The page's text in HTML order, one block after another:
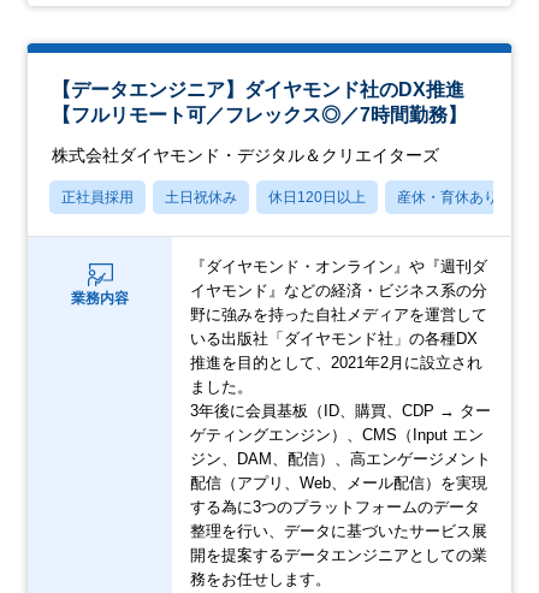
【データエンジニア】ダイヤモンド社のDX推進
【フルリモート可／フレックス◎／7時間勤務】
株式会社ダイヤモンド・デジタル＆クリエイターズ
正社員採用 土日祝休み 休日120日以上 産休・育休あり
業務内容
『ダイヤモンド・オンライン』や『週刊ダ
イヤモンド』などの経済・ビジネス系の分
野に強みを持った自社メディアを運営して
いる出版社「ダイヤモンド社」の各種DX
推進を目的として、2021年2月に設立され
ました。
3年後に会員基板（ID、購買、CDP → ター
ゲティングエンジン）、CMS（Input エン
ジン、DAM、配信）、高エンゲージメント
配信（アプリ、Web、メール配信）を実現
する為に3つのプラットフォームのデータ
整理を行い、データに基づいたサービス展
開を提案するデータエンジニアとしての業
務をお任せします。